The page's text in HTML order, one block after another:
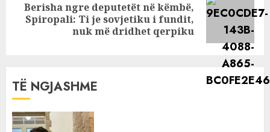
Next
Berisha ngre deputetët në këmbë,
Spiropali: Ti je sovjetiku i fundit,
nuk më dridhet qerpiku
TË NGJASHME